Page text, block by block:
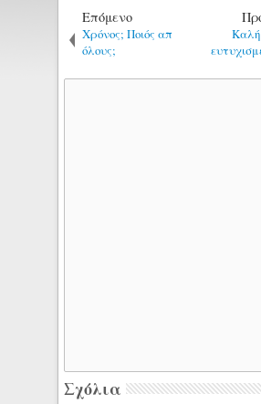
Επόμενο
Χρόνος; Ποιός απ
όλους;
Καλή
Σχόλια